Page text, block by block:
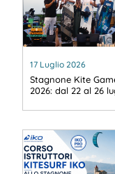
17 Luglio 2026
Stagnone Kite
2026: dal 22 al 26